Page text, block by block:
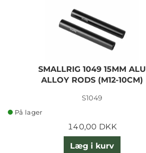
SMALLRIG 1049 15MM ALU
ALLOY RODS (M12-10CM)
S1049
På lager
140,00 DKK
Læg i kurv